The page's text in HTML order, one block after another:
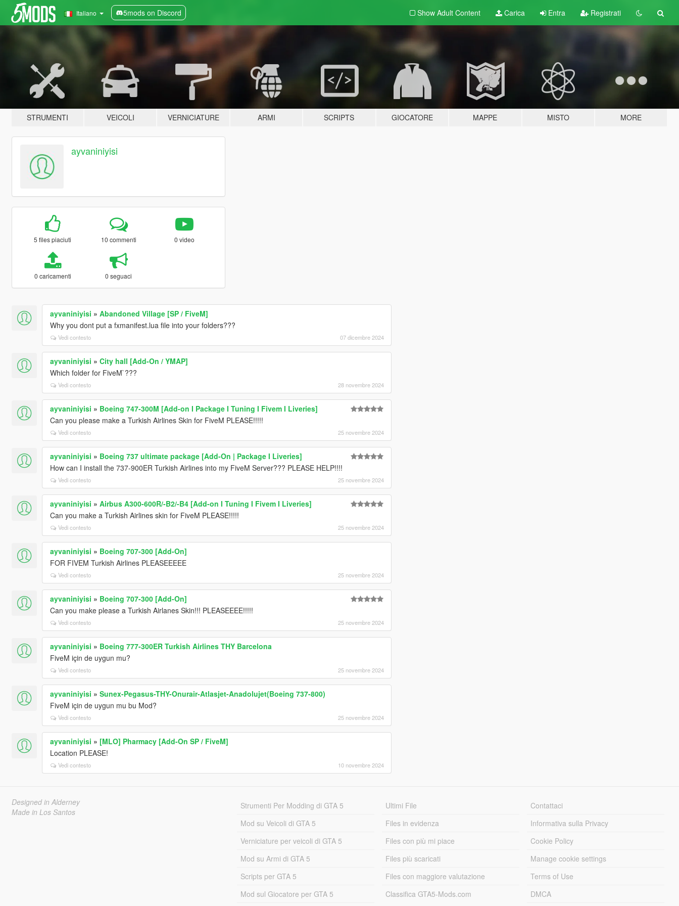
Italiano 5mods on Discord Show Adult Content Carica Entra Registrati
STRUMENTI VEICOLI VERNICIATURE ARMI SCRIPTS GIOCATORE MAPPE MISTO MORE
ayvaniniyisi
5 files piaciuti 10 commenti 0 video
0 caricamenti 0 seguaci
ayvaniniyisi » Abandoned Village [SP / FiveM]
Why you dont put a fxmanifest.lua file into your folders???
Vedi contesto 07 dicembre 2024
ayvaniniyisi » City hall [Add-On / YMAP]
Which folder for FiveM`???
Vedi contesto 28 novembre 2024
ayvaniniyisi » Boeing 747-300M [Add-on I Package I Tuning I Fivem I Liveries]
Can you please make a Turkish Airlines Skin for FiveM PLEASE!!!!!
Vedi contesto 25 novembre 2024
ayvaniniyisi » Boeing 737 ultimate package [Add-On | Package I Liveries]
How can I install the 737-900ER Turkish Airlines into my FiveM Server??? PLEASE HELP!!!!
Vedi contesto 25 novembre 2024
ayvaniniyisi » Airbus A300-600R/-B2/-B4 [Add-on I Tuning I Fivem I Liveries]
Can you make a Turkish Airlines skin for FiveM PLEASE!!!!!
Vedi contesto 25 novembre 2024
ayvaniniyisi » Boeing 707-300 [Add-On]
FOR FIVEM Turkish Airlines PLEASEEEEE
Vedi contesto 25 novembre 2024
ayvaniniyisi » Boeing 707-300 [Add-On]
Can you make please a Turkish Airlanes Skin!!! PLEASEEEE!!!!!
Vedi contesto 25 novembre 2024
ayvaniniyisi » Boeing 777-300ER Turkish Airlines THY Barcelona
FiveM için de uygun mu?
Vedi contesto 25 novembre 2024
ayvaniniyisi » Sunex-Pegasus-THY-Onurair-Atlasjet-Anadolujet(Boeing 737-800)
FiveM için de uygun mu bu Mod?
Vedi contesto 25 novembre 2024
ayvaniniyisi » [MLO] Pharmacy [Add-On SP / FiveM]
Location PLEASE!
Vedi contesto 10 novembre 2024
Designed in Alderney
Made in Los Santos
Strumenti Per Modding di GTA 5
Mod su Veicoli di GTA 5
Verniciature per veicoli di GTA 5
Mod su Armi di GTA 5
Scripts per GTA 5
Mod sul Giocatore per GTA 5
Ultimi File
Files in evidenza
Files con più mi piace
Files più scaricati
Files con maggiore valutazione
Classifica GTA5-Mods.com
Contattaci
Informativa sulla Privacy
Cookie Policy
Manage cookie settings
Terms of Use
DMCA